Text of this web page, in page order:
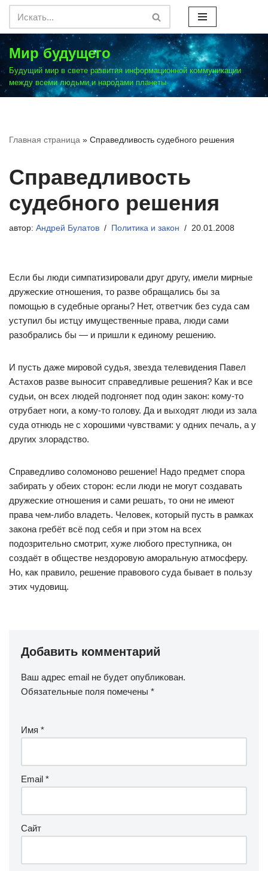
Перейти
к
содержимому
Мир будущего
Будущий мир в свете развития информационной коммуникации
между всеми людьми и народами планеты
Главная страница » Справедливость судебного решения
Справедливость
судебного решения
автор: Андрей Булатов Политика и закон 20.01.2008
Если бы люди симпатизировали друг другу, имели мирные
дружеские отношения, то разве обращались бы за
помощью в судебные органы? Нет, ответчик без суда сам
уступил бы истцу имущественные права, люди сами
разобрались бы — и пришли к единому решению.
И пусть даже мировой судья, звезда телевидения Павел
Астахов разве выносит справедливые решения? Как и все
судьи, он всех людей подгоняет под один закон: кому-то
отрубает ноги, а кому-то голову. Да и выходят люди из зала
суда отнюдь не с хорошими чувствами: у одних печаль, а у
других злорадство.
Справедливо соломоново решение! Надо предмет спора
забирать у обеих сторон: если люди не могут создавать
дружеские отношения и сами решать, то они не имеют
права чем-либо владеть. Человек, который пусть в рамках
закона гребёт всё под себя и при этом на всех
подозрительно смотрит, хуже любого преступника, он
создаёт в обществе нездоровую аморальную атмосферу.
Но, как правило, решение правового суда бывает в пользу
этих чудовищ.
Добавить комментарий
Ваш адрес email не будет опубликован.
Обязательные поля помечены *
Имя *
Email *
Сайт